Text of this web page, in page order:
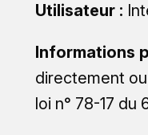
Utilisateur :
Informations
directement
loi n° 78-17 du